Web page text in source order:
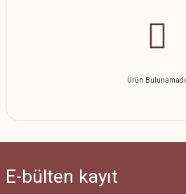
Ürün Bulunamadı.
E-bülten kayıt